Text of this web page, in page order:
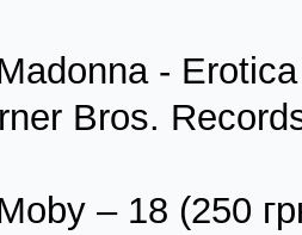
-
Bros.
– 18 (250